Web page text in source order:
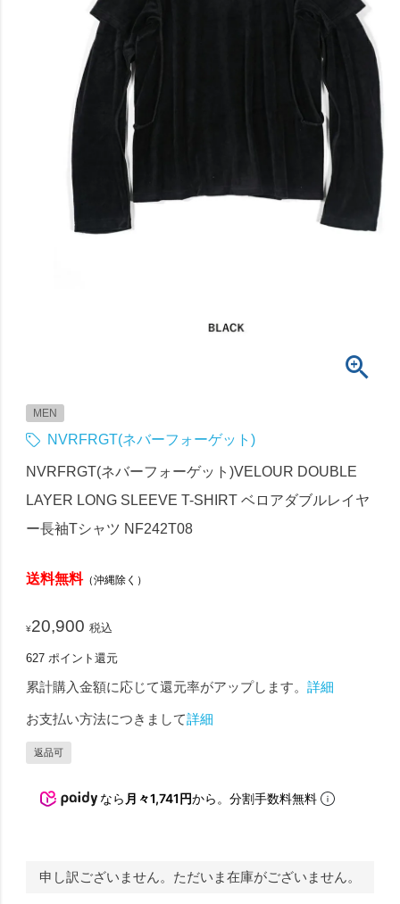
MEN
NVRFRGT(ネバーフォーゲット)
NVRFRGT(ネバーフォーゲット)VELOUR DOUBLE
LAYER LONG SLEEVE T-SHIRT ベロアダブルレイヤ
ー長袖Tシャツ NF242T08
送料無料（沖縄除く）
¥20,900 税込
627 ポイント還元
累計購入金額に応じて還元率がアップします。詳細
お支払い方法につきまして詳細
返品可
なら 月々1,741円から。分割手数料無料
申し訳ございません。ただいま在庫がございません。